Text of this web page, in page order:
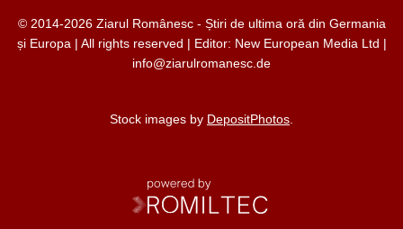
© 2014-2026 Ziarul Românesc - Știri de ultima oră din Germania
și Europa | All rights reserved | Editor: New European Media Ltd |
info@ziarulromanesc.de
Stock images by DepositPhotos.